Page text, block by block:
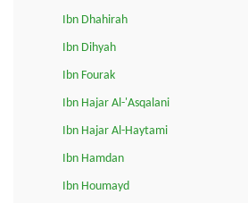
Ibn Dhahirah
Ibn Dihyah
Ibn Fourak
Ibn Hajar Al-'Asqalani
Ibn Hajar Al-Haytami
Ibn Hamdan
Ibn Houmayd